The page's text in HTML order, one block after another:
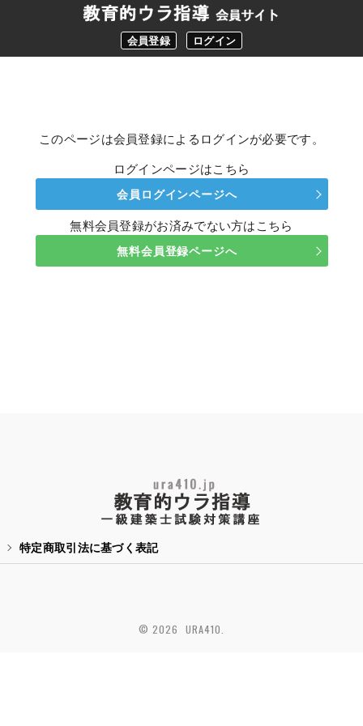
会員登録 ログイン
このページは会員登録によるログインが必要です。
ログインページはこちら
会員ログインページへ
無料会員登録がお済みでない方はこちら
無料会員登録ページへ
特定商取引法に基づく表記
© 2026 URA410.